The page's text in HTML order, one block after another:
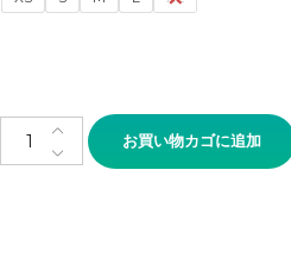
BARNSTORMER McQueen
お買い物カゴに追加